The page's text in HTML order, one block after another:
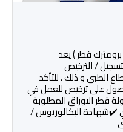
قطر ) يعد
/ الترخيص
الطبي و ذلك ، للتأكد
على ترخيص للعمل في
قطر الاوراق المطلوبة
✔️شهادة البكالوريوس /